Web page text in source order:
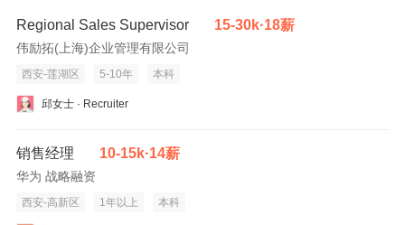
1. 5+ years’ proven working experience as Key Account
Manager, sales executive or a relevant role.
2. Proven record in equipment condition monitoring, industrial
control automation or sensor sales.
project-based sales.
4. Solid experience in distributor management.
Regional Sales Supervisor 15-30k·18薪
伟励拓(上海)企业管理有限公司
西安-莲湖区 5-10年 本科
邱女士 · Recruiter
销售经理 10-15k·14薪
华为 战略融资
西安-高新区 1年以上 本科